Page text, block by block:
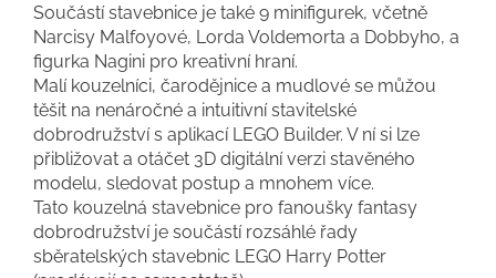
Součástí stavebnice je také 9 minifigurek, včetně
Narcisy Malfoyové, Lorda Voldemorta a Dobbyho, a
figurka Nagini pro kreativní hraní.
Malí kouzelníci, čarodějnice a mudlové se můžou
těšit na nenáročné a intuitivní stavitelské
dobrodružství s aplikací LEGO Builder. V ní si lze
přibližovat a otáčet 3D digitální verzi stavěného
modelu, sledovat postup a mnohem více.
Tato kouzelná stavebnice pro fanoušky fantasy
dobrodružství je součástí rozsáhlé řady
sběratelských stavebnic LEGO Harry Potter